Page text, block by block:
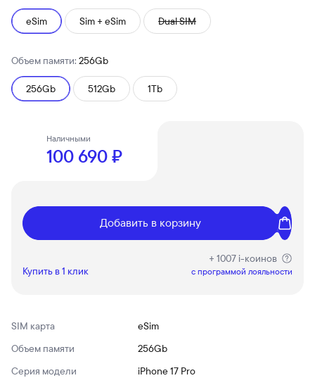
eSim Sim + eSim Dual SIM
Объем памяти: 256Gb
256Gb 512Gb 1Tb
Наличными
100 690 ₽
Добавить в корзину
Купить в 1 клик
+ 1007 i-коинов
c программой лояльности
SIM карта
eSim
Объем памяти
256Gb
Серия модели
iPhone 17 Pro